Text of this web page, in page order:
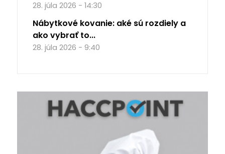
28. júla 2026 - 14:30
Nábytkové kovanie: aké sú rozdiely a
ako vybrať to...
28. júla 2026 - 9:40